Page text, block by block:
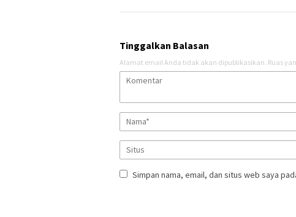
Tinggalkan Balasan
Alamat email Anda tidak akan dipublikasikan. Ruas
Simpan nama, email, dan situs web saya